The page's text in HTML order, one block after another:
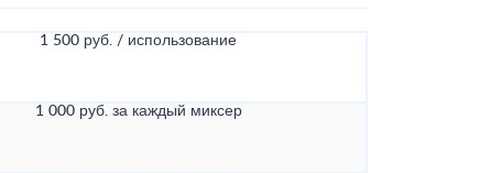
1 500 руб. / использование
1 000 руб. за каждый миксер